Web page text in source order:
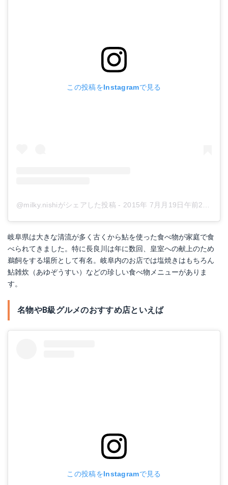
この投稿をInstagramで見る
@milky.nishiがシェアした投稿 - 2015年 7月月19日午前2時13分PDT
岐阜県は大きな清流が多く古くから鮎を使った食べ物が家庭で食
べられてきました。特に長良川は年に数回、皇室への献上のため
鵜飼をする場所として有名。岐阜内のお店では塩焼きはもちろん
鮎雑炊（あゆぞうすい）などの珍しい食べ物メニューがありま
す。
名物やB級グルメのおすすめ店といえば
この投稿をInstagramで見る